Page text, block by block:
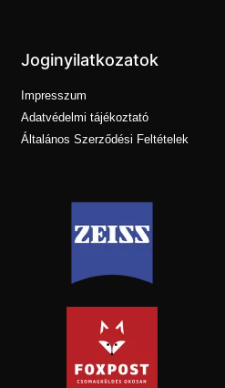
Joginyilatkozatok
Impresszum
Adatvédelmi tájékoztató
Általános Szerződési Feltételek